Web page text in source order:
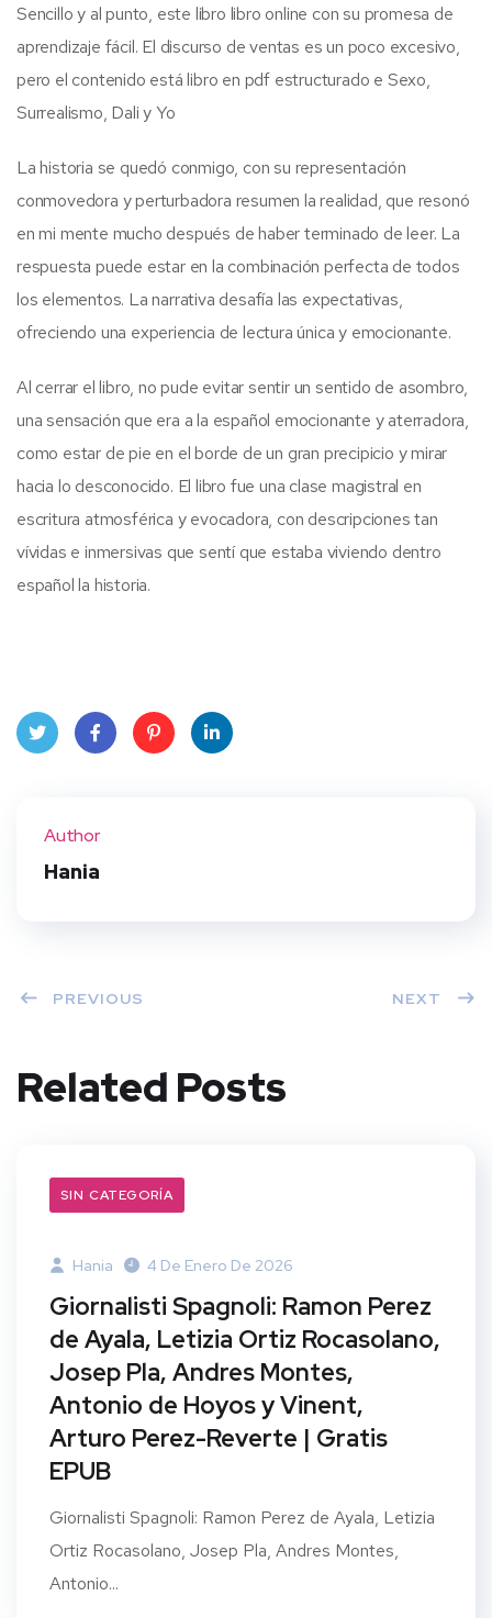
Sencillo y al punto, este libro libro online​ con su promesa de
aprendizaje fácil. El discurso de ventas es un poco excesivo,
pero el contenido está libro en pdf estructurado e Sexo,
Surrealismo, Dali y Yo
La historia se quedó conmigo, con su representación
conmovedora y perturbadora resumen la realidad, que resonó
en mi mente mucho después de haber terminado de leer. La
respuesta puede estar en la combinación perfecta de todos
los elementos. La narrativa desafía las expectativas,
ofreciendo una experiencia de lectura única y emocionante.
Al cerrar el libro, no pude evitar sentir un sentido de asombro,
una sensación que era a la español emocionante y aterradora,
como estar de pie en el borde de un gran precipicio y mirar
hacia lo desconocido. El libro fue una clase magistral en
escritura atmosférica y evocadora, con descripciones tan
vívidas e inmersivas que sentí que estaba viviendo dentro
español la historia.
Author
Hania
PREVIOUS NEXT
Related Posts
SIN CATEGORÍA
Hania 4 De Enero De 2026
Giornalisti Spagnoli: Ramon Perez
de Ayala, Letizia Ortiz Rocasolano,
Josep Pla, Andres Montes,
Antonio de Hoyos y Vinent,
Arturo Perez-Reverte | Gratis
EPUB
Giornalisti Spagnoli: Ramon Perez de Ayala, Letizia
Ortiz Rocasolano, Josep Pla, Andres Montes,
Antonio...